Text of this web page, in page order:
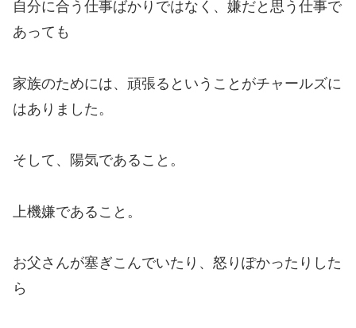
自分に合う仕事ばかりではなく、嫌だと思う仕事で
あっても
家族のためには、頑張るということがチャールズに
はありました。
そして、陽気であること。
上機嫌であること。
お父さんが塞ぎこんでいたり、怒りぽかったりした
ら